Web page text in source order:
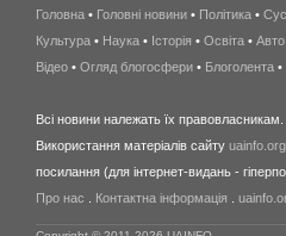
Головна • Головні новини • Політика •
Культура • Наука • Історія • Освіта • Авто
Відео • Огляд блогосфери • Блоголента •
Всі новини належать їх правовласникам.
Використання матеріалів сайту uainfo.org
посилання (для інтернет-видань -
Про нас
Контактна інформація